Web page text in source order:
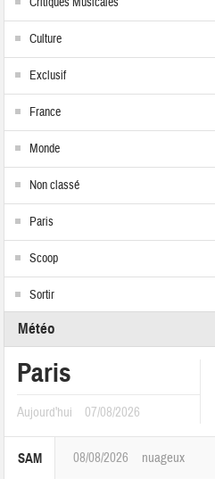
Culture
Exclusif
France
Monde
Non classé
Paris
Scoop
Sortir
Météo
Paris
Aujourd'hui 07/08/2026
SAM 08/08/2026 nuageux